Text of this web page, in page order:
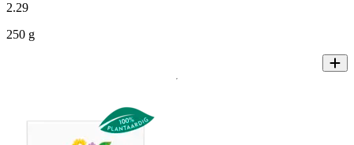
2.29
250 g